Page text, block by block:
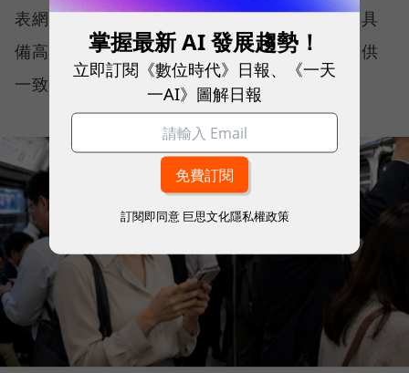
表網路速度表現優異，更證明其網路基礎建設具
備高度穩定性與韌性，能在各種使用情境下提供
一致且可靠的連線品質。
掌握最新 AI 發展趨勢！
立即訂閱《數位時代》日報、《一天
一AI》圖解日報
訂閱即同意 巨思文化隱私權政策